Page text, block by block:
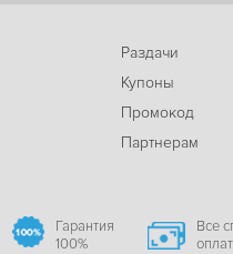
Раздачи
Купоны
Промокод
Партнерам
Гарантия
100%
Все